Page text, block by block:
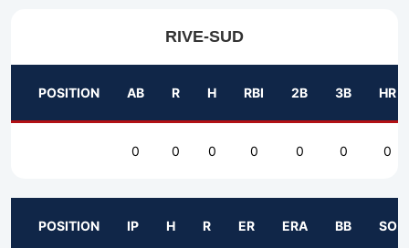
RIVE-SUD
POSITION AB R H RBI 2B 3B HR
0 0 0 0 0 0 0
POSITION IP H R ER ERA BB SO